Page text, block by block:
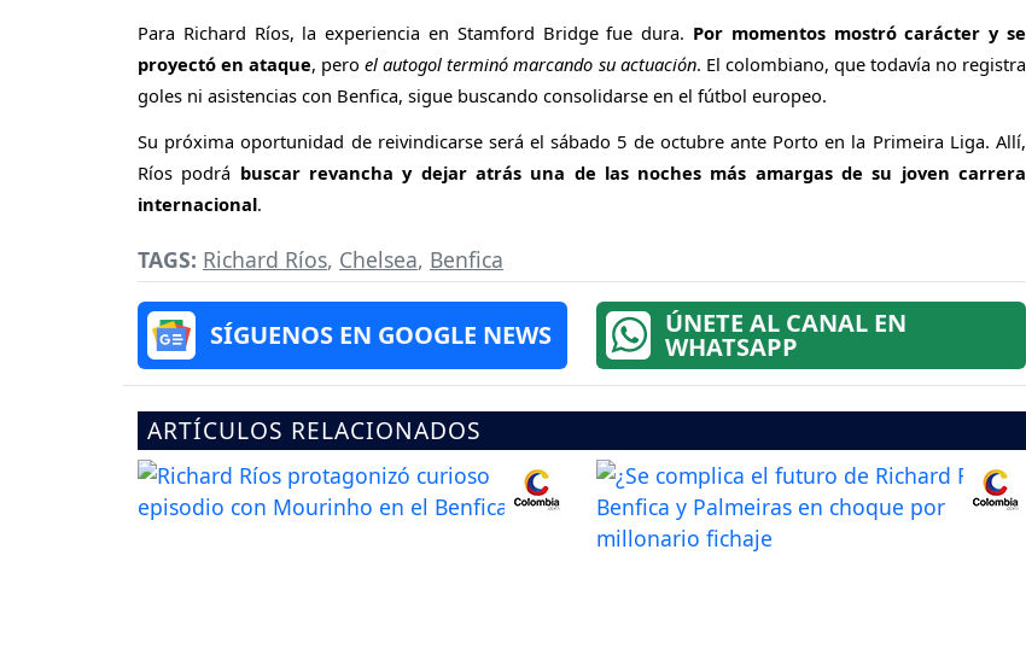
Para Richard Ríos, la experiencia en Stamford Bridge fue dura. Por momentos mostró carácter y se
proyectó en ataque, peroel autogol terminó marcando su actuación. El colombiano, que todavía no registra
goles ni asistencias con Benfica, sigue buscando consolidarse en el fútbol europeo.
Su próxima oportunidad de reivindicarse será el sábado 5 de octubre ante Porto en la Primeira Liga. Allí,
Ríos podrá buscar revancha y dejar atrás una de las noches más amargas de su joven carrera
internacional.
TAGS: Richard Ríos, Chelsea, Benfica
SÍGUENOS EN GOOGLE NEWS ÚNETE AL CANAL EN
WHATSAPP
ARTÍCULOS RELACIONADOS